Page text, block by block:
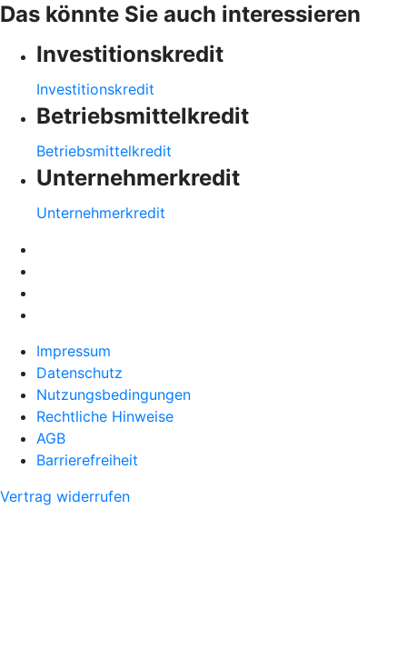
Das könnte Sie auch interessieren
Investitionskredit
Investitionskredit
Betriebsmittelkredit
Betriebsmittelkredit
Unternehmerkredit
Unternehmerkredit
Impressum
Datenschutz
Nutzungsbedingungen
Rechtliche Hinweise
AGB
Barrierefreiheit
Vertrag widerrufen